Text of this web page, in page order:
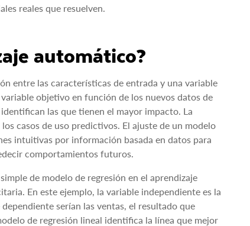
reales que resuelven.
automático?
entre las características de entrada y una variable
objetivo en función de los nuevos datos de
las que tienen el mayor impacto. La
casos de uso predictivos. El ajuste de un modelo
intuitivas por información basada en datos para
comportamientos futuros.
de modelo de regresión en el aprendizaje
En este ejemplo, la variable independiente es la
serían las ventas, el resultado que
de regresión lineal identifica la línea que mejor